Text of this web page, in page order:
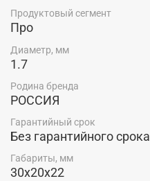
Комплектация:
Продуктовый сегмент
Про
Диаметр, мм
1.7
Родина бренда
РОССИЯ
Гарантийный срок
Без гарантийного срока
Габариты, мм
30x20x22